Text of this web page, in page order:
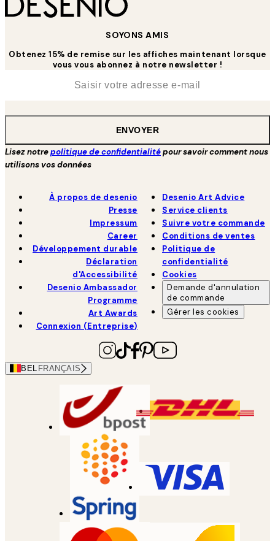
SOYONS AMIS
Obtenez 15% de remise sur les affiches maintenant lorsque
vous vous abonnez à notre newsletter !
ENVOYER
Lisez notrepolitique de confidentialitépour savoir comment nous
utilisons vos données
À propos de desenio
Presse
Impressum
Career
Développement durable
Déclaration
d'Accessibilité
Desenio Ambassador
Programme
Art Awards
Connexion (Entreprise)
Desenio Art Advice
Service clients
Suivre votre commande
Conditions de ventes
Politique de
confidentialité
Cookies
Demande d'annulation
de commande
Gérer les cookies
BEL FRANÇAIS